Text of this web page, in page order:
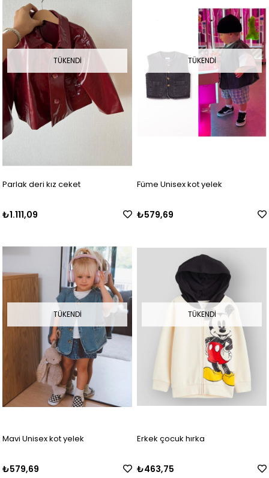
TÜKENDI
Parlak deri kız ceket
₺1.111,09
TÜKENDI
Füme Unisex kot yelek
₺579,69
TÜKENDI
Mavi Unisex kot yelek
₺579,69
TÜKENDI
Erkek çocuk hırka
₺463,75